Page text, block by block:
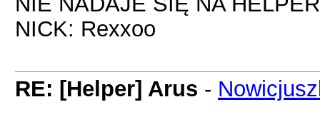
NICK: Rexxoo
RE: [Helper] Arus -